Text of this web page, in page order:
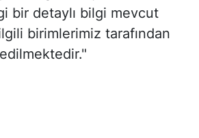
bir detaylı bilgi mevcut
birimlerimiz tarafından